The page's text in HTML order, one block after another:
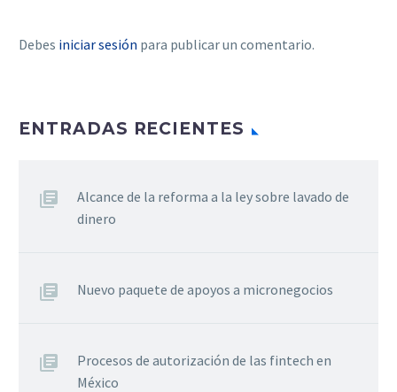
Debes iniciar sesión para publicar un comentario.
ENTRADAS RECIENTES
Alcance de la reforma a la ley sobre lavado de
dinero
Nuevo paquete de apoyos a micronegocios
Procesos de autorización de las fintech en
México